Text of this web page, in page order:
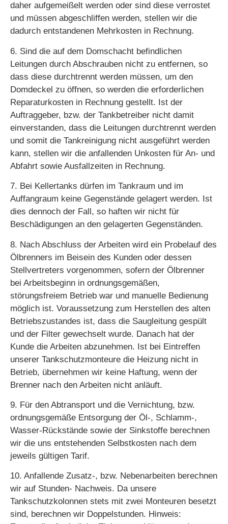
daher aufgemeißelt werden oder sind diese verrostet
und müssen abgeschliffen werden, stellen wir die
dadurch entstandenen Mehrkosten in Rechnung.
6. Sind die auf dem Domschacht befindlichen
Leitungen durch Abschrauben nicht zu entfernen, so
dass diese durchtrennt werden müssen, um den
Domdeckel zu öffnen, so werden die erforderlichen
Reparaturkosten in Rechnung gestellt. Ist der
Auftraggeber, bzw. der Tankbetreiber nicht damit
einverstanden, dass die Leitungen durchtrennt werden
und somit die Tankreinigung nicht ausgeführt werden
kann, stellen wir die anfallenden Unkosten für An- und
Abfahrt sowie Ausfallzeiten in Rechnung.
7. Bei Kellertanks dürfen im Tankraum und im
Auffangraum keine Gegenstände gelagert werden. Ist
dies dennoch der Fall, so haften wir nicht für
Beschädigungen an den gelagerten Gegenständen.
8. Nach Abschluss der Arbeiten wird ein Probelauf des
Ölbrenners im Beisein des Kunden oder dessen
Stellvertreters vorgenommen, sofern der Ölbrenner
bei Arbeitsbeginn in ordnungsgemäßen,
störungsfreiem Betrieb war und manuelle Bedienung
möglich ist. Voraussetzung zum Herstellen des alten
Betriebszustandes ist, dass die Saugleitung gespült
und der Filter gewechselt wurde. Danach hat der
Kunde die Arbeiten abzunehmen. Ist bei Eintreffen
unserer Tankschutzmonteure die Heizung nicht in
Betrieb, übernehmen wir keine Haftung, wenn der
Brenner nach den Arbeiten nicht anläuft.
9. Für den Abtransport und die Vernichtung, bzw.
ordnungsgemäße Entsorgung der Öl-, Schlamm-,
Wasser-Rückstände sowie der Sinkstoffe berechnen
wir die uns entstehenden Selbstkosten nach dem
jeweils gültigen Tarif.
10. Anfallende Zusatz-, bzw. Nebenarbeiten berechnen
wir auf Stunden- Nachweis. Da unsere
Tankschutzkolonnen stets mit zwei Monteuren besetzt
sind, berechnen wir Doppelstunden. Hinweis: